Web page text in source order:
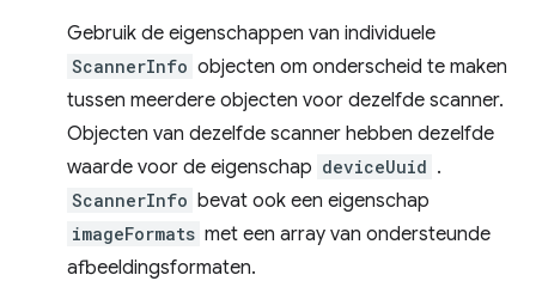
Gebruik de eigenschappen van individuele
ScannerInfo objecten om onderscheid te maken
tussen meerdere objecten voor dezelfde scanner.
Objecten van dezelfde scanner hebben dezelfde
waarde voor de eigenschap deviceUuid .
ScannerInfo bevat ook een eigenschap
imageFormats met een array van ondersteunde
afbeeldingsformaten.